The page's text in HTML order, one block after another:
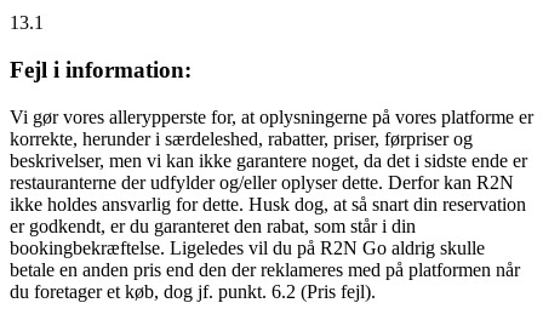
13.1
Fejl i information:
Vi gør vores allerypperste for, at oplysningerne på vores platforme er
korrekte, herunder i særdeleshed, rabatter, priser, førpriser og
beskrivelser, men vi kan ikke garantere noget, da det i sidste ende er
restauranterne der udfylder og/eller oplyser dette. Derfor kan R2N
ikke holdes ansvarlig for dette. Husk dog, at så snart din reservation
er godkendt, er du garanteret den rabat, som står i din
bookingbekræftelse. Ligeledes vil du på R2N Go aldrig skulle
betale en anden pris end den der reklameres med på platformen når
du foretager et køb, dog jf. punkt. 6.2 (Pris fejl).